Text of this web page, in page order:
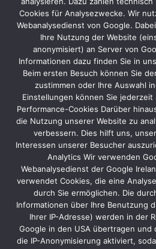
wird
das
Standkonzept
modifiziert
und
angepasst,
damit
ein
Wiedererkennungseffekt
gegeben
Thielenhaus
wird
verschiedene
aus
ihrem
Cookies für Analysezwecke. Wir
Webanalysedienst von Google.
Ihre Nutzung der Website
anonymisiert) an Server von
Informationen dazu finden Sie in
Beim ersten Besuch können Sie
zustimmen oder Ihre Auswahl
Einstellungen können Sie
Performance-Cookies Darüber
die Nutzung unserer Website zu
verbessern. Dies hilft uns,
Interessen unserer Besucher
Analytics Wir verwenden
Webanalysedienst der Google
verwendet Cookies, die eine
durch Sie ermöglichen. Die
Informationen über Ihre Benutzung
Ihrer IP-Adresse) werden in der
Google in den USA übertragen
die IP-Anonymisierung aktiviert,